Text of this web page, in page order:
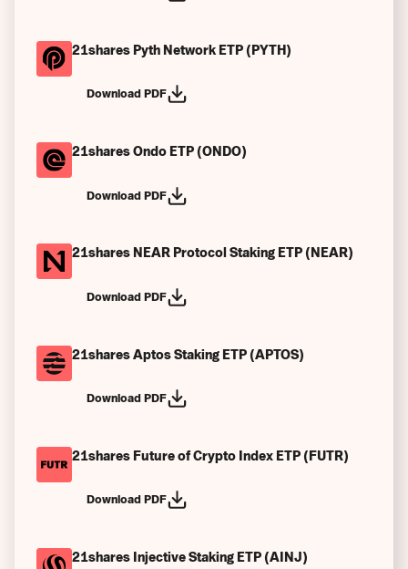
21shares Pyth Network ETP (PYTH)
Download PDF
21shares Ondo ETP (ONDO)
Download PDF
21shares NEAR Protocol Staking ETP (NEAR)
Download PDF
21shares Aptos Staking ETP (APTOS)
Download PDF
21shares Future of Crypto Index ETP (FUTR)
Download PDF
21shares Injective Staking ETP (AINJ)